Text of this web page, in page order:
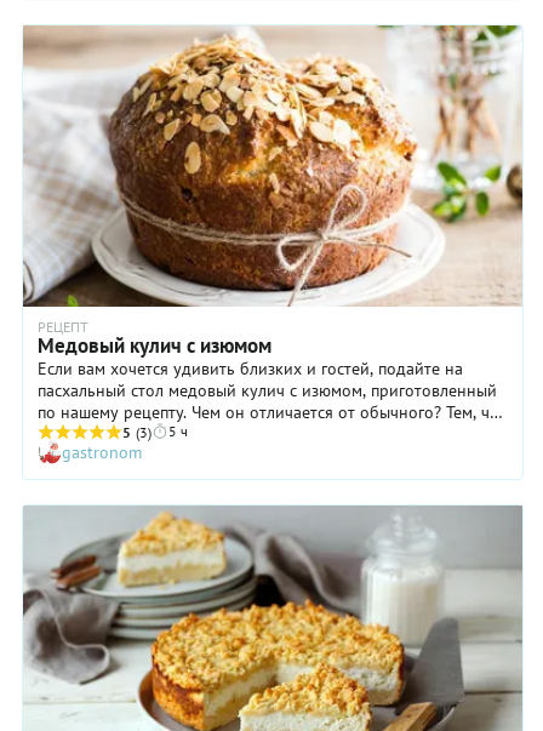
РЕЦЕПТ
Медовый кулич с изюмом
Если вам хочется удивить близких и гостей, подайте на
пасхальный стол медовый кулич с изюмом, приготовленный
по нашему рецепту. Чем он отличается от обычного? Тем, что
мед в тесте не только придает выпечке особенный вкус и
аромат, но и самым замечательным образом сказывается на
текстуре: она становится более плотной, слегка
влажноватой, очень приятной. А еще медовый кулич с
изюмом отлично хранится и даже со временем становится
вкуснее! Для этого заверните его сначала в бумажный пакет,
затем упакуйте в пластиковый и уберите в кухонный шкаф.
5 (3) 5 ч
gastronom